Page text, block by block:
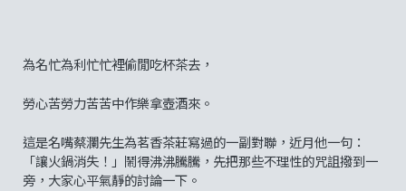
為名忙為利忙忙裡偷閒吃杯茶去，
勞心苦勞力苦苦中作樂拿壺酒來。
這是名嘴蔡瀾先生為茗香茶莊寫過的一副對聯，近月他一句：
「讓火鍋消失！」鬧得沸沸騰騰，先把那些不理性的咒詛撥到一
旁，大家心平氣靜的討論一下。